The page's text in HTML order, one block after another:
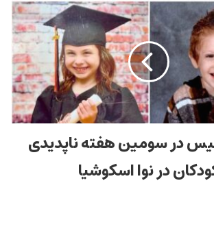
در سومین هفته ناپدیدی
در نوا اسکوشیا